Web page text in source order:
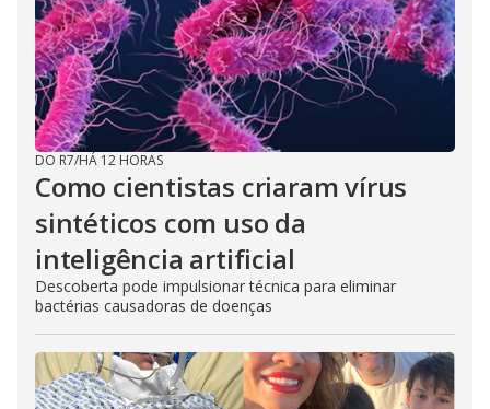
DO R7/HÁ 12 HORAS
Como cientistas criaram vírus
sintéticos com uso da
inteligência artificial
Descoberta pode impulsionar técnica para eliminar
bactérias causadoras de doenças